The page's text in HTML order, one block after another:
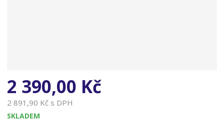
2 390,00 Kč
2 891,90 Kč s DPH
SKLADEM